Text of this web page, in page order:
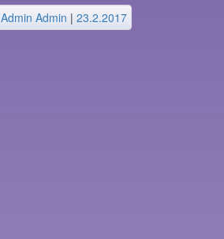
Admin Admin | 23.2.2017